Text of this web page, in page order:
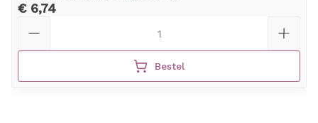
€ 6,74
Bestel